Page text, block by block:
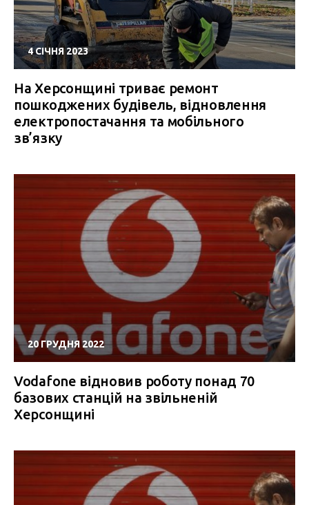
4 СІЧНЯ 2023
На Херсонщині триває ремонт
пошкоджених будівель, відновлення
електропостачання та мобільного
зв’язку
20 ГРУДНЯ 2022
Vodafone відновив роботу понад 70
базових станцій на звільненій
Херсонщині